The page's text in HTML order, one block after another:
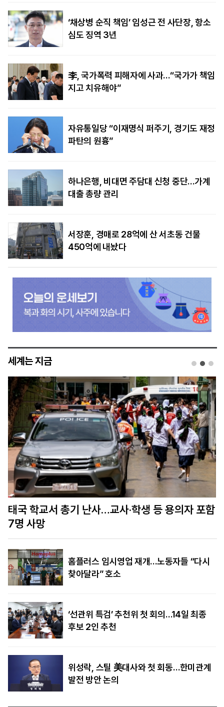
‘채상병 순직 책임’ 임성근 전 사단장, 항소
심도 징역 3년
李, 국가폭력 피해자에 사과…“국가가 책임
지고 치유해야”
자유통일당 “이재명식 퍼주기, 경기도 재정
파탄의 원흉”
하나은행, 비대면 주담대 신청 중단…가계
대출 총량 관리
서장훈, 경매로 28억에 산 서초동 건물
450억에 내놨다
세계는 지금
美정보당국 “푸틴, 수년 내 나토 회원국 공격할 수
도…결속력 시험”
홈플러스 임시영업 재개…노동자들 “다시
찾아달라” 호소
‘선관위 특검’ 추천위 첫 회의…14일 최종
후보 2인 추천
위성락, 스틸 美대사와 첫 회동…한미관계
발전 방안 논의